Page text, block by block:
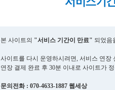
본 사이트의 "서비스 기간이 만료" 되었음
사이트를 다시 운영하시려면, 서비스 연장
연장 결제 완료 후 30분 이내로 사이트가
문의전화 : 070-4633-1887 웹세상